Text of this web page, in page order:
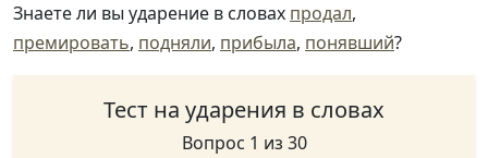
Знаете ли вы ударение в словах продал,
премировать, подняли, прибыла, понявший?
Тест на ударения в словах
Вопрос 1 из 30